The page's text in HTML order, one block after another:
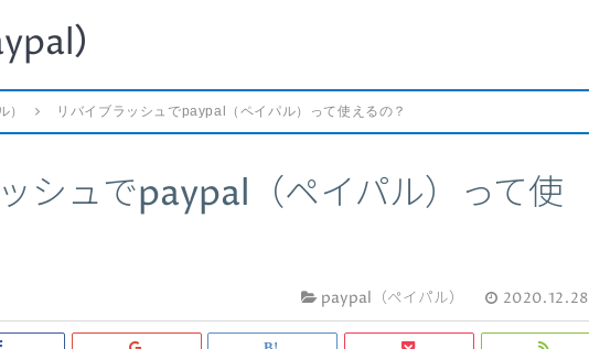
）
） リバイブラッシュでpaypal（ペイパル）って使えるの？
シュでpaypal（ペイパル）って使
paypal（ペイパル） 2020.12.28